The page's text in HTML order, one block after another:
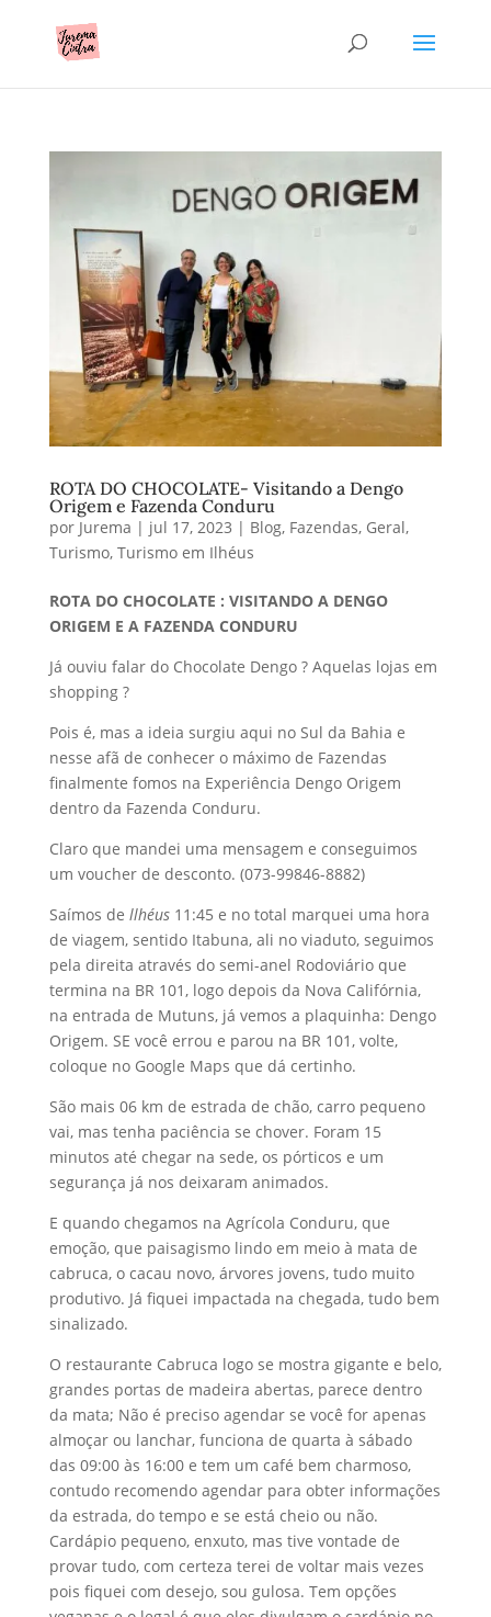
ROTA DO CHOCOLATE- Visitando a Dengo
Origem e Fazenda Conduru
por Jurema | jul 17, 2023 | Blog, Fazendas, Geral,
Turismo, Turismo em Ilhéus
ROTA DO CHOCOLATE : VISITANDO A DENGO
ORIGEM E A FAZENDA CONDURU
Já ouviu falar do Chocolate Dengo ? Aquelas lojas em
shopping ?
Pois é, mas a ideia surgiu aqui no Sul da Bahia e
nesse afã de conhecer o máximo de Fazendas
finalmente fomos na Experiência Dengo Origem
dentro da Fazenda Conduru.
Claro que mandei uma mensagem e conseguimos
um voucher de desconto. (073-99846-8882)
Saímos de llhéus 11:45 e no total marquei uma hora
de viagem, sentido Itabuna, ali no viaduto, seguimos
pela direita através do semi-anel Rodoviário que
termina na BR 101, logo depois da Nova Califórnia,
na entrada de Mutuns, já vemos a plaquinha: Dengo
Origem. SE você errou e parou na BR 101, volte,
coloque no Google Maps que dá certinho.
São mais 06 km de estrada de chão, carro pequeno
vai, mas tenha paciência se chover. Foram 15
minutos até chegar na sede, os pórticos e um
segurança já nos deixaram animados.
E quando chegamos na Agrícola Conduru, que
emoção, que paisagismo lindo em meio à mata de
cabruca, o cacau novo, árvores jovens, tudo muito
produtivo. Já fiquei impactada na chegada, tudo bem
sinalizado.
O restaurante Cabruca logo se mostra gigante e belo,
grandes portas de madeira abertas, parece dentro
da mata; Não é preciso agendar se você for apenas
almoçar ou lanchar, funciona de quarta à sábado
das 09:00 às 16:00 e tem um café bem charmoso,
contudo recomendo agendar para obter informações
da estrada, do tempo e se está cheio ou não.
Cardápio pequeno, enxuto, mas tive vontade de
provar tudo, com certeza terei de voltar mais vezes
pois fiquei com desejo, sou gulosa. Tem opções